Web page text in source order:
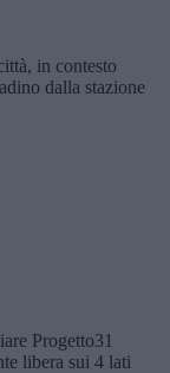
in contesto
dalla stazione
Progetto31
libera sui 4 lati